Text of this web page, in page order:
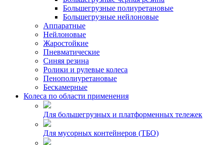
Большегрузные полиуретановые
Большегрузные нейлоновые
Аппаратные
Нейлоновые
Жаростойкие
Пневматические
Синяя резина
Ролики и рулевые колеса
Пенополиуретановые
Бескамерные
Колеса по области применения
Для большегрузных и платформенных тележек
Для мусорных контейнеров (ТБО)